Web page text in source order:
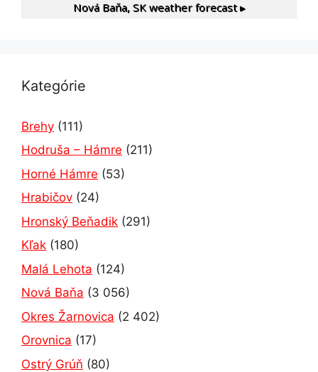
Nová Baňa, SKweather forecast ▸
Kategórie
Brehy (111)
Hodruša – Hámre (211)
Horné Hámre (53)
Hrabičov (24)
Hronský Beňadik (291)
Kľak (180)
Malá Lehota (124)
Nová Baňa (3 056)
Okres Žarnovica (2 402)
Orovnica (17)
Ostrý Grúň (80)